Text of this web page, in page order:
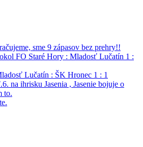
sme 9 zápasov bez prehry!!
FO Staré Hory : Mladosť Lučatín 1 :
Lučatín : ŠK Hronec 1 : 1
na ihrisku Jasenia , Jasenie bojuje o
to.